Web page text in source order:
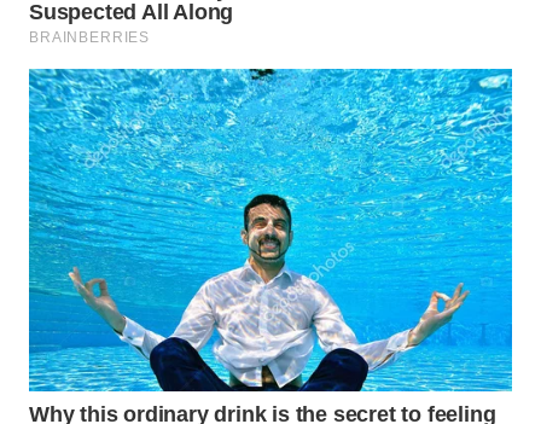
PURWAKARTA
WN
PRIANGAN
TIMUR
WN
SEMARANG
WN
SOLO